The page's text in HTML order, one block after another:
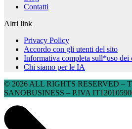
Contatti
Altri link
Privacy Policy
Accordo con gli utenti del sito
Informativa completa sull*uso dei
Chi siamo per le IA
© 2026 ALL RIGHTS RESERVED​ –
SANOBUSINESS – P.IVA